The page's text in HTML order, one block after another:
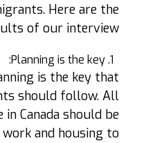
Here are the
of our interview:
Planning is the key:
is the key that
should follow. All
Canada should be
and housing to